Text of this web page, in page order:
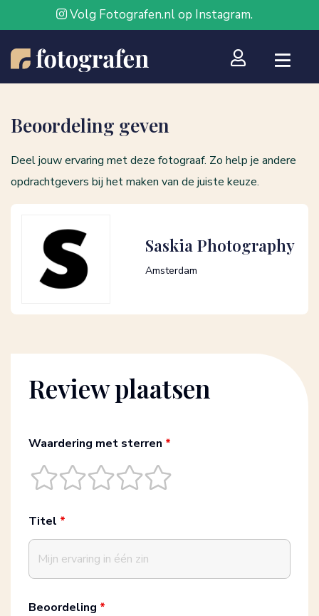
Volg Fotografen.nl op Instagram.
Beoordeling geven
Deel jouw ervaring met deze fotograaf. Zo help je andere
opdrachtgevers bij het maken van de juiste keuze.
Saskia Photography
Amsterdam
Review plaatsen
Waardering met sterren *
Titel *
Beoordeling *